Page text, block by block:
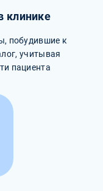
клинике
побудившие к
учитывая
пациента